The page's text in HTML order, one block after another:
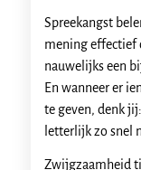
Spreekangst
mening effectief
nauwelijks een
En wanneer er
te geven, denk
letterlijk zo snel
Zwijgzaamheid